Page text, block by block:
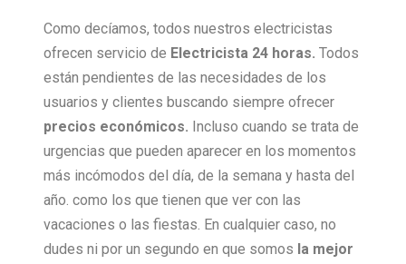
Como decíamos, todos nuestros electricistas
ofrecen servicio de Electricista 24 horas. Todos
están pendientes de las necesidades de los
usuarios y clientes buscando siempre ofrecer
precios económicos. Incluso cuando se trata de
urgencias que pueden aparecer en los momentos
más incómodos del día, de la semana y hasta del
año. como los que tienen que ver con las
vacaciones o las fiestas. En cualquier caso, no
dudes ni por un segundo en que somos la mejor